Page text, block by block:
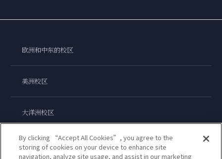
欧洲和中东的校区
美洲校区
大洋洲校区
亚洲校区
By clicking “Accept All Cookies”, you agree to the
storing of cookies on your device to enhance site
navigation, analyze site usage, and assist in our marketing